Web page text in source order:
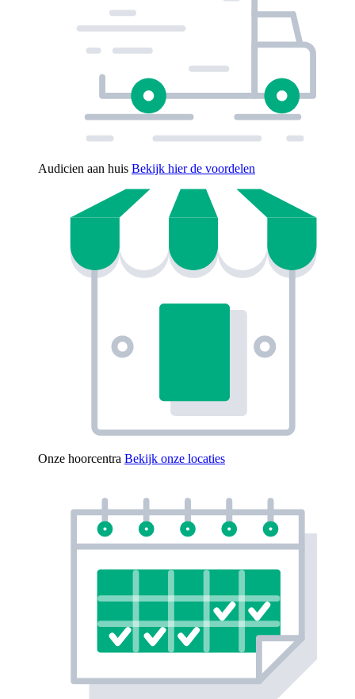
Audicien aan huis Bekijk hier de voordelen
Onze hoorcentra Bekijk onze locaties